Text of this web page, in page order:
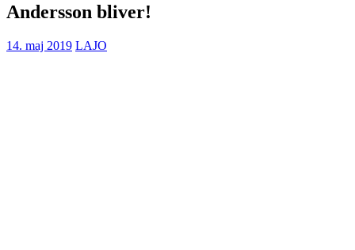
Andersson bliver!
14. maj 2019 LAJO